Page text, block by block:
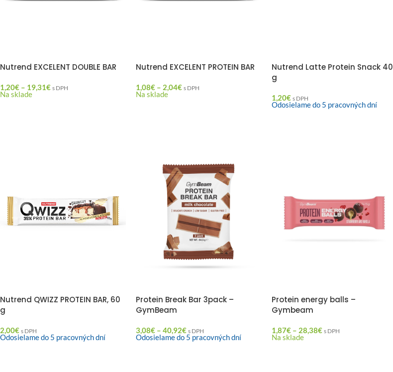
Nutrend EXCELENT DOUBLE BAR
1,20€ – 19,31€ s DPH
Na sklade
Nutrend EXCELENT PROTEIN BAR
1,08€ – 2,04€ s DPH
Na sklade
Nutrend Latte Protein Snack 40
g
1,20€ s DPH
Odosielame do 5 pracovných dní
Nutrend QWIZZ PROTEIN BAR, 60
g
2,00€ s DPH
Odosielame do 5 pracovných dní
Protein Break Bar 3pack –
GymBeam
3,08€ – 40,92€ s DPH
Odosielame do 5 pracovných dní
Protein energy balls –
Gymbeam
1,87€ – 28,38€ s DPH
Na sklade